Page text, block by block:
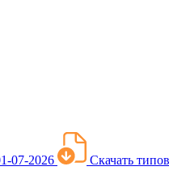
07-2026 Скачать